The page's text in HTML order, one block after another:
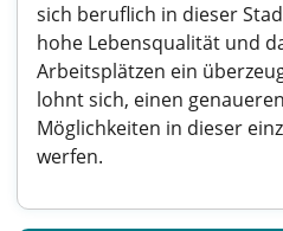
sich beruflich in dieser
hohe Lebensqualität und
Arbeitsplätzen ein
lohnt sich, einen
Möglichkeiten in dieser
werfen.